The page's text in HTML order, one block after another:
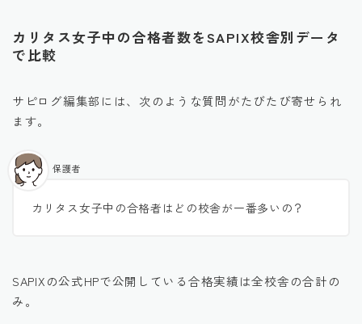
カリタス女子中の合格者数をSAPIX校舎別データ
で比較
サピログ編集部には、次のような質問がたびたび寄せられ
ます。
カリタス女子中の合格者はどの校舎が一番多いの？
保護者
SAPIXの公式HPで公開している合格実績は全校舎の合計の
み。